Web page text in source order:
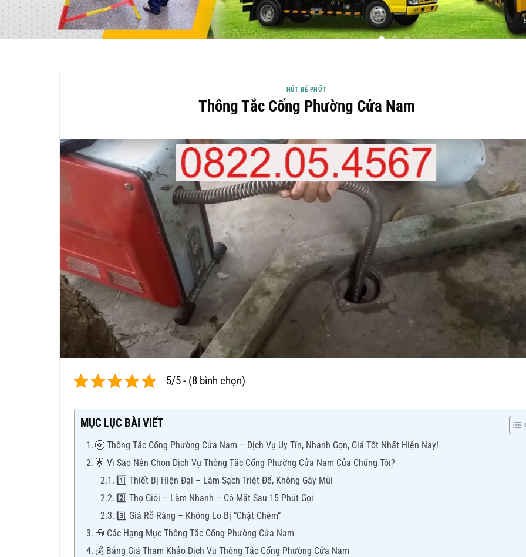
HÚT BỂ PHỐT
Thông Tắc Cống Phường Cửa Nam
5/5 - (8 bình chọn)
MỤC LỤC BÀI VIẾT
🚰 Thông Tắc Cống Phường Cửa Nam – Dịch Vụ Uy Tín, Nhanh Gọn, Giá Tốt Nhất Hiện Nay!
🌟 Vì Sao Nên Chọn Dịch Vụ Thông Tắc Cống Phường Cửa Nam Của Chúng Tôi?
1️⃣ Thiết Bị Hiện Đại – Làm Sạch Triệt Để, Không Gây Mùi
2️⃣ Thợ Giỏi – Làm Nhanh – Có Mặt Sau 15 Phút Gọi
3️⃣ Giá Rõ Ràng – Không Lo Bị “Chặt Chém”
🧰 Các Hạng Mục Thông Tắc Cống Phường Cửa Nam
💰 Bảng Giá Tham Khảo Dịch Vụ Thông Tắc Cống Phường Cửa Nam